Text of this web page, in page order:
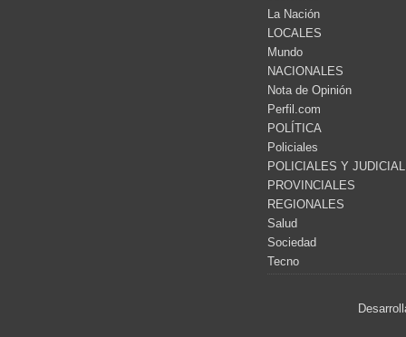
La Nación
LOCALES
Mundo
NACIONALES
Nota de Opinión
Perfil.com
POLÍTICA
Policiales
POLICIALES Y
PROVINCIALES
REGIONALES
Salud
Sociedad
Tecno